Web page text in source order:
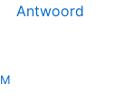
Antwoord